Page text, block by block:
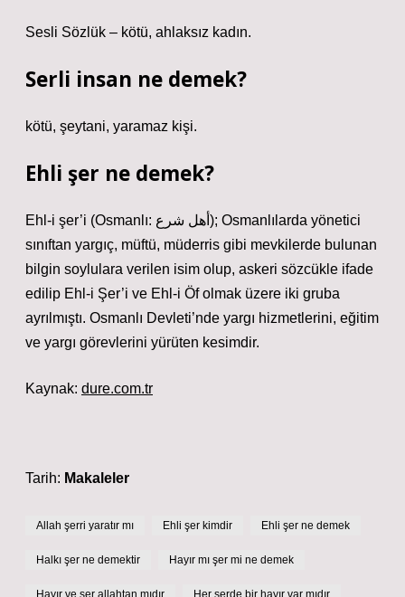
Sesli Sözlük – kötü, ahlaksız kadın.
Serli insan ne demek?
kötü, şeytani, yaramaz kişi.
Ehli şer ne demek?
Ehl-i şer’i (Osmanlı: أهل شرع); Osmanlılarda yönetici
sınıftan yargıç, müftü, müderris gibi mevkilerde bulunan
bilgin soylulara verilen isim olup, askeri sözcükle ifade
edilip Ehl-i Şer’i ve Ehl-i Öf olmak üzere iki gruba
ayrılmıştı. Osmanlı Devleti’nde yargı hizmetlerini, eğitim
ve yargı görevlerini yürüten kesimdir.
Kaynak: dure.com.tr
Tarih: Makaleler
Allah şerri yaratır mı Ehli şer kimdir Ehli şer ne demek
Halkı şer ne demektir Hayır mı şer mi ne demek
Hayır ve şer allahtan mıdır Her şerde bir hayır var mıdır